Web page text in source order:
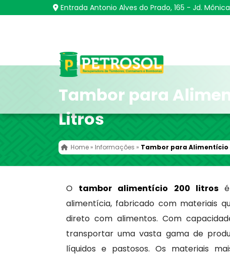
Entrada Antonio Alves do Prado, 165 - Jd.
Tambor para
Litros
Home» Informações » Tambor para Alimentício
O tambor alimentício 200 litros
alimentícia, fabricado com materiais
direto com alimentos. Com
transportar uma vasta gama de
líquidos e pastosos. Os materiais